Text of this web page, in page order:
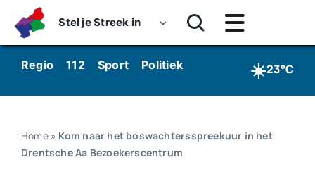
content
Stel je Streek in
Toggle
Navigatie
Home
Nieuws
Regio 112 Sport Politiek Kunst & Cultuur
☀️23°C
Home» Kom naar het boswachtersspreekuur in het
Drentsche Aa Bezoekerscentrum